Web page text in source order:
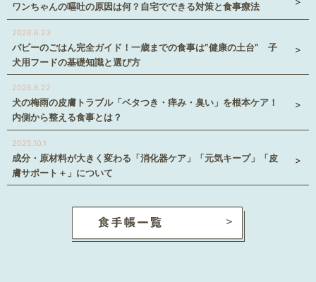
ワンちゃんの嘔吐の原因は何？自宅でできる対策と食事療法
2026.6.23
パピーのごはん完全ガイド！一歳までの食事は”健康の土台” 子
犬用フードの基礎知識と選び方
2026.6.22
犬の梅雨の皮膚トラブル「ベタつき・痒み・臭い」を根本ケア！
内側から整える食事とは？
2025.10.1
成分・原材料が大きく変わる「消化器ケア」「元気キープ」「皮
膚サポート＋」について